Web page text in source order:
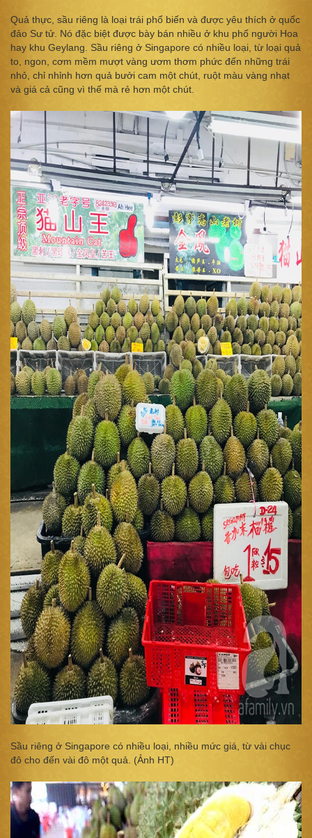
Quả thực, sầu riêng là loại trái phổ biến và được yêu thích ở quốc
đảo Sư tử. Nó đặc biệt được bày bán nhiều ở khu phố người Hoa
hay khu Geylang. Sầu riêng ở Singapore có nhiều loại, từ loại quả
to, ngon, cơm mềm mượt vàng ươm thơm phức đến những trái
nhỏ, chỉ nhỉnh hơn quả bưởi cam một chút, ruột màu vàng nhạt
và giá cả cũng vì thế mà rẻ hơn một chút.
Sầu riêng ở Singapore có nhiều loại, nhiều mức giá, từ vài chục
đô cho đến vài đô một quả. (Ảnh​ HT)